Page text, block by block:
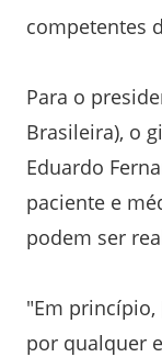
competentes
Para o
Brasileira), o
Eduardo
paciente e
podem ser
"Em
por qualquer